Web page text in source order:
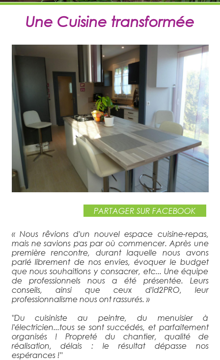
Construction d'une piscine avec terrasse bois
VOIR LE PROJET ›
Une Cuisine transformée
PARTAGER SUR FACEBOOK
« Nous rêvions d'un nouvel espace cuisine-repas,
mais ne savions pas par où commencer. Après une
première rencontre, durant laquelle nous avons
parlé librement de nos envies, évoquer le budget
que nous souhaitions y consacrer, etc... Une équipe
de professionnels nous a été présentée. Leurs
conseils, ainsi que ceux d'id2PRO, leur
professionnalisme nous ont rassurés. »
"Du cuisiniste au peintre, du menuisier à
l'électricien...tous se sont succédés, et parfaitement
organisés ! Propreté du chantier, qualité de
réalisation, délais : le résultat dépasse nos
espérances !"